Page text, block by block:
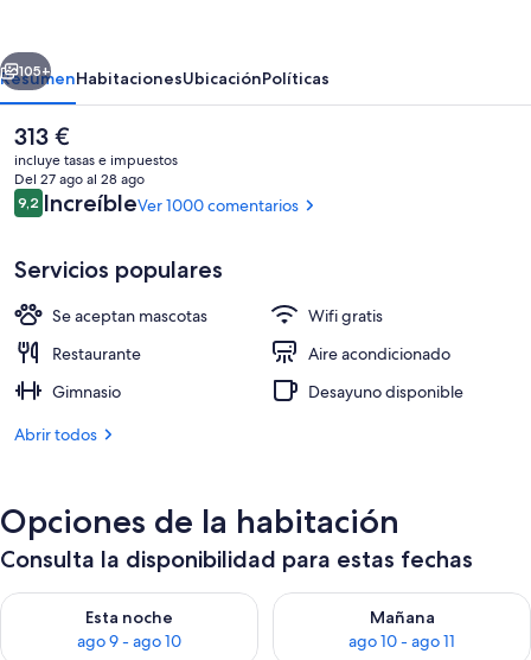
Autograph
Collection
Bar (en el alojamiento)
Siguiente
105+
ResumenHabitacionesUbicaciónPolíticas
El
precio
actual
es
de
313 €
incluye tasas e impuestos
Del 27 ago al 28 ago
Comentarios
9,29,2 de 10
IncreíbleVer 1000 comentarios
Servicios populares
Se aceptan mascotas
Wifi gratis
Restaurante
Aire acondicionado
Gimnasio
Desayuno disponible
Abrir todos
Opciones de la habitación
Consulta la disponibilidad para estas fechas
Esta noche
ago 9 - ago 10
Consulta la disponibilidad para esta noche, ago 9 - ago 10
Mañana
ago 10 - ago 11
Consulta la disponibilidad